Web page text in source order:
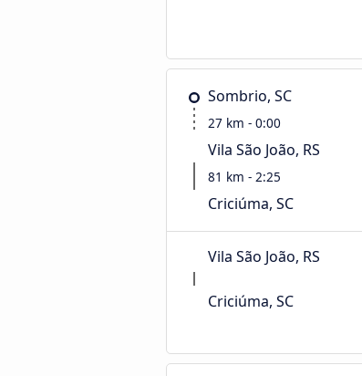
Sombrio, SC
27 km - 0:00
Vila São João, RS
81 km - 2:25
Criciúma, SC
Vila São João, RS
Criciúma, SC